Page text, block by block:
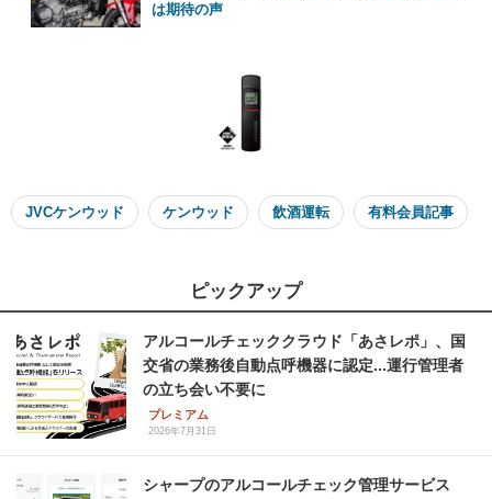
は期待の声
JVCケンウッド ケンウッド 飲酒運転 有料会員記事
ピックアップ
アルコールチェッククラウド「あさレポ」、国
交省の業務後自動点呼機器に認定...運行管理者
の立ち会い不要に
プレミアム
2026年7月31日
シャープのアルコールチェック管理サービス